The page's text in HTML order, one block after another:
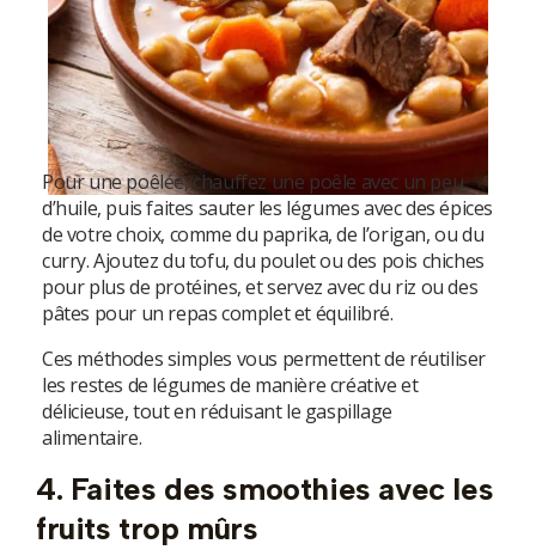
Pour une poêlée, chauffez une poêle avec un peu
d’huile, puis faites sauter les légumes avec des épices
de votre choix, comme du paprika, de l’origan, ou du
curry. Ajoutez du tofu, du poulet ou des pois chiches
pour plus de protéines, et servez avec du riz ou des
pâtes pour un repas complet et équilibré.
Ces méthodes simples vous permettent de réutiliser
les restes de légumes de manière créative et
délicieuse, tout en réduisant le gaspillage
alimentaire.
4. Faites des smoothies avec les
fruits trop mûrs